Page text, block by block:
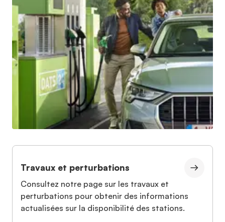
Travaux et perturbations
Consultez notre page sur les travaux et
perturbations pour obtenir des informations
actualisées sur la disponibilité des stations.